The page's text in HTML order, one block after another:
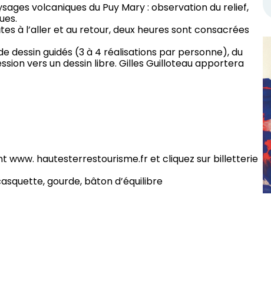
volcaniques du Puy Mary : observation du relief,
à l’aller et au retour, deux heures sont consacrées
dessin guidés (3 à 4 réalisations par personne), du
vers un dessin libre. Gilles Guilloteau apportera
www. hautesterrestourisme.fr et cliquez sur billetterie
gourde, bâton d’équilibre